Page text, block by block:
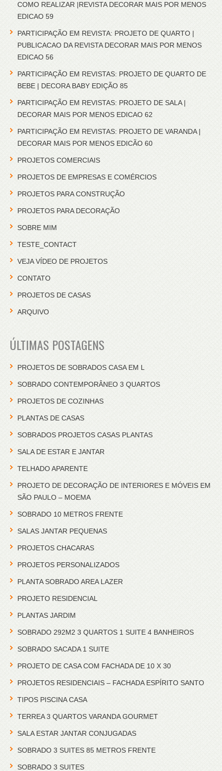
COMO REALIZAR |REVISTA DECORAR MAIS POR MENOS
EDICAO 59
PARTICIPAÇÃO EM REVISTA: PROJETO DE QUARTO |
PUBLICACAO DA REVISTA DECORAR MAIS POR MENOS
EDICAO 56
PARTICIPAÇÃO EM REVISTAS: PROJETO DE QUARTO DE
BEBE | DECORA BABY EDIÇÃO 85
PARTICIPAÇÃO EM REVISTAS: PROJETO DE SALA |
DECORAR MAIS POR MENOS EDICAO 62
PARTICIPAÇÃO EM REVISTAS: PROJETO DE VARANDA |
DECORAR MAIS POR MENOS EDICÃO 60
PROJETOS COMERCIAIS
PROJETOS DE EMPRESAS E COMÉRCIOS
PROJETOS PARA CONSTRUÇÃO
PROJETOS PARA DECORAÇÃO
SOBRE MIM
TESTE_CONTACT
VEJA VÍDEO DE PROJETOS
CONTATO
PROJETOS DE CASAS
ARQUIVO
ÚLTIMAS POSTAGENS
PROJETOS DE SOBRADOS CASA EM L
SOBRADO CONTEMPORÂNEO 3 QUARTOS
PROJETOS DE COZINHAS
PLANTAS DE CASAS
SOBRADOS PROJETOS CASAS PLANTAS
SALA DE ESTAR E JANTAR
TELHADO APARENTE
PROJETO DE DECORAÇÃO DE INTERIORES E MÓVEIS EM
SÃO PAULO – MOEMA
SOBRADO 10 METROS FRENTE
SALAS JANTAR PEQUENAS
PROJETOS CHACARAS
PROJETOS PERSONALIZADOS
PLANTA SOBRADO AREA LAZER
PROJETO RESIDENCIAL
PLANTAS JARDIM
SOBRADO 292M2 3 QUARTOS 1 SUITE 4 BANHEIROS
SOBRADO SACADA 1 SUITE
PROJETO DE CASA COM FACHADA DE 10 X 30
PROJETOS RESIDENCIAIS – FACHADA ESPÍRITO SANTO
TIPOS PISCINA CASA
TERREA 3 QUARTOS VARANDA GOURMET
SALA ESTAR JANTAR CONJUGADAS
SOBRADO 3 SUITES 85 METROS FRENTE
SOBRADO 3 SUITES